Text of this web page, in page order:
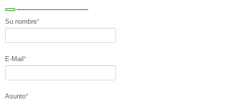
Su nombre*
E-Mail*
Asunto*